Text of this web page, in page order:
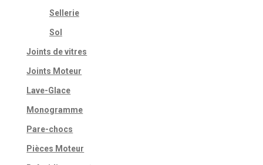
Sellerie
Sol
Joints de vitres
Joints Moteur
Lave-Glace
Monogramme
Pare-chocs
Pièces Moteur